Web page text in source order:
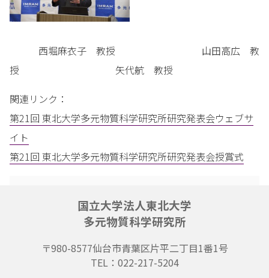
西堀麻衣子 教授 山田高広 教
授 矢代航 教授
関連リンク：
第21回 東北大学多元物質科学研究所研究発表会ウェブサ
イト
第21回 東北大学多元物質科学研究所研究発表会授賞式
国立大学法人東北大学
多元物質科学研究所
〒980-8577仙台市青葉区片平二丁目1番1号
TEL：022-217-5204